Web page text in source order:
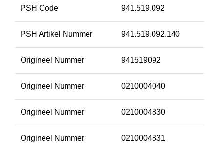
PSH Code 941.519.092
PSH Artikel Nummer 941.519.092.140
Origineel Nummer 941519092
Origineel Nummer 0210004040
Origineel Nummer 0210004830
Origineel Nummer 0210004831